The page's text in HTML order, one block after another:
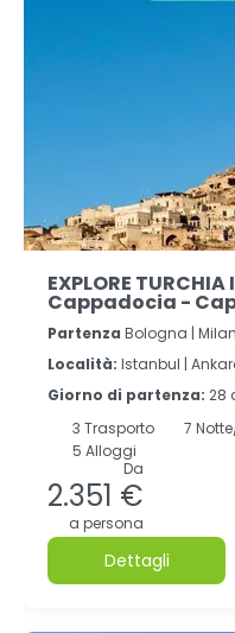
EXPLORE
Cappadocia -
Partenza Bologna |
Località: Istanbul |
Giorno di partenza: 28
3 Trasporto 7
5 Alloggi
Da
2.351 €
a persona
Dettagli